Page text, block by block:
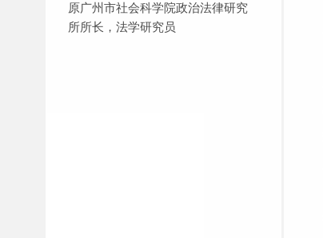
原广州市社会科学院政治法律研究
所所长，法学研究员